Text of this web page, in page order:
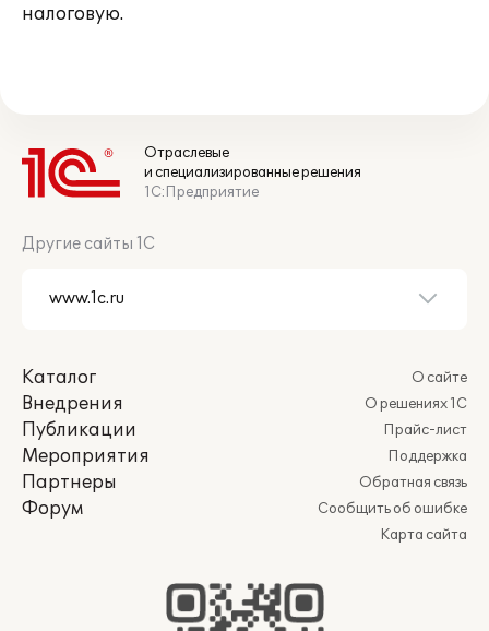
налоговую.
Отраслевые
и специализированные решения
1С:Предприятие
Другие сайты 1С
Каталог
Внедрения
Публикации
Мероприятия
Партнеры
Форум
О сайте
О решениях 1С
Прайс-лист
Поддержка
Обратная связь
Сообщить об ошибке
Карта сайта